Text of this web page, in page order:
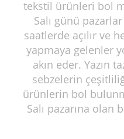
tekstil ürünleri bol
Salı günü
saatlerde açılır ve
yapmaya gelenler
akın eder. Yazın
sebzelerin
ürünlerin bol
Salı pazarına olan